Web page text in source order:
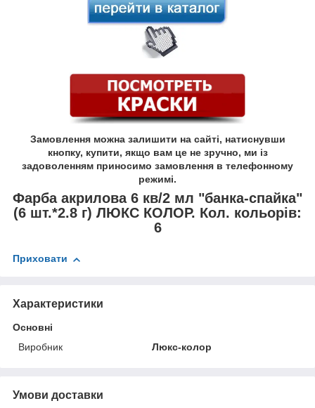
Замовлення можна залишити на сайті, натиснувши
кнопку, купити, якщо вам це не зручно, ми із
задоволенням приносимо замовлення в телефонному
режимі.
Фарба акрилова 6 кв/2 мл "банка-спайка"
(6 шт.*2.8 г) ЛЮКС КОЛОР. Кол. кольорів:
6
Приховати
Характеристики
Основні
Виробник
Люкс-колор
Умови доставки